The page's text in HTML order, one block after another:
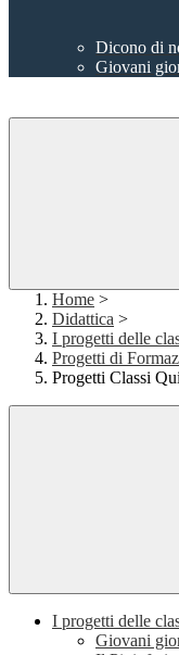
Dicono di
Giovani
Home >
Didattica >
I progetti delle
Progetti di
Progetti Classi
I progetti delle
Giovani